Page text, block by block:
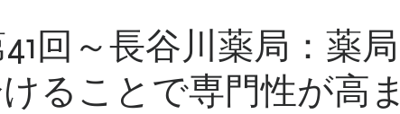
回～長谷川薬局：薬局
ることで専門性が高ま